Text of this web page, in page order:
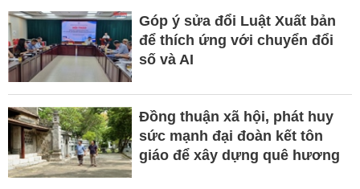
Góp ý sửa đổi Luật Xuất bản
để thích ứng với chuyển đổi
số và AI
Đồng thuận xã hội, phát huy
sức mạnh đại đoàn kết tôn
giáo để xây dựng quê hương